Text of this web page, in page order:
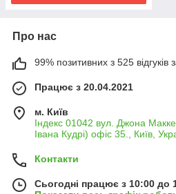
Про нас
99% позитивних з 525 відгуків
Працює з 20.04.2021
м. Київ
Індекс 01042 вул. Джона
Івана Кудрі) офіс 35., Київ,
Контакти
Сьогодні працює з 10:00 до